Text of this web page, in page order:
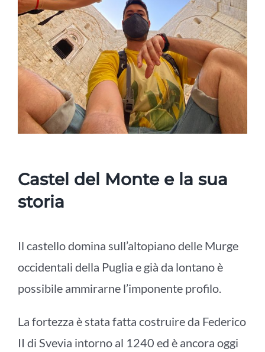
Castel del Monte e la sua
storia
Il castello domina sull’altopiano delle Murge
occidentali della Puglia e già da lontano è
possibile ammirarne l’imponente profilo.
La fortezza è stata fatta costruire da Federico
II di Svevia intorno al 1240 ed è ancora oggi